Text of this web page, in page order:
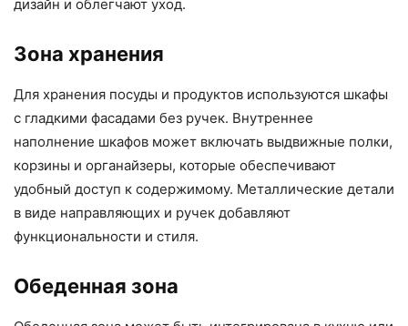
дизайн и облегчают уход.
Зона хранения
Для хранения посуды и продуктов используются шкафы
с гладкими фасадами без ручек. Внутреннее
наполнение шкафов может включать выдвижные полки,
корзины и органайзеры, которые обеспечивают
удобный доступ к содержимому. Металлические детали
в виде направляющих и ручек добавляют
функциональности и стиля.
Обеденная зона